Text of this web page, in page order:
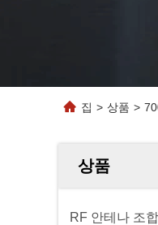
집 > 상품 >
상품
RF 안테나 조합